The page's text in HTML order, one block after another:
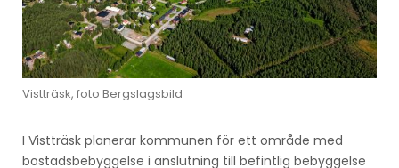
Vistträsk, foto Bergslagsbild
I Vistträsk planerar kommunen för ett område med
bostadsbebyggelse i anslutning till befintlig bebyggelse